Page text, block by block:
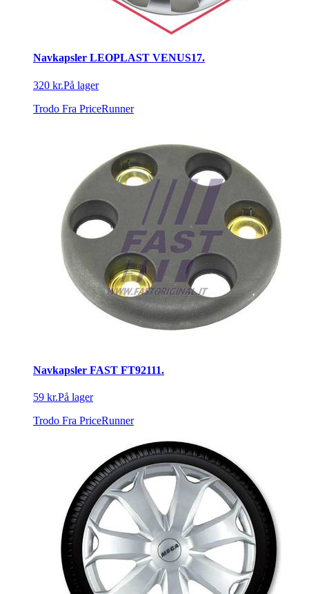
Navkapsler LEOPLAST VENUS17.
320 kr.På lager
Trodo Fra PriceRunner
Navkapsler FAST FT92111.
59 kr.På lager
Trodo Fra PriceRunner